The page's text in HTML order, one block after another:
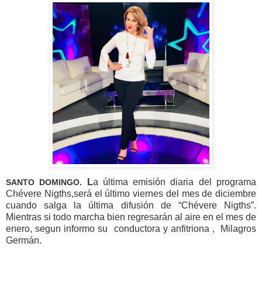
SANTO DOMINGO. La última emisión diaria del programa
Chévere Nigths,será el último viernes del mes de diciembre
cuando salga la última difusión de “Chévere Nigths”.
Mientras si todo marcha bien regresarán al aire en el mes de
enero, segun informo su conductora y anfitriona , Milagros
Germán.